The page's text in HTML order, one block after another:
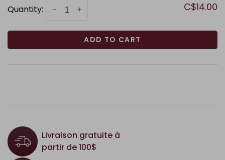
Quantity: +
- C$14.00
ADD TO CART
Livraison gratuite à
partir de 100$